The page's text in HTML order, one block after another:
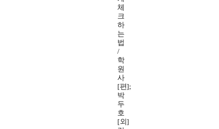
체
크
하
는
법
/
학
원
사
[편];
박
두
호
[외]